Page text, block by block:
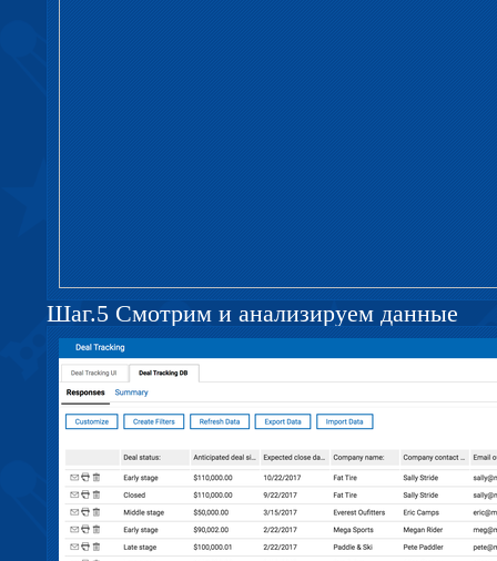
Шаг.5 Смотрим и анализируем данные